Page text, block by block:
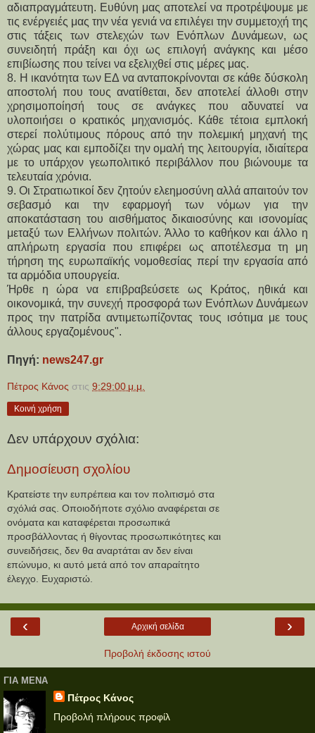
αδιαπραγμάτευτη. Ευθύνη μας αποτελεί να προτρέψουμε με
τις ενέργειές μας την νέα γενιά να επιλέγει την συμμετοχή της
στις τάξεις των στελεχών των Ενόπλων Δυνάμεων, ως
συνειδητή πράξη και όχι ως επιλογή ανάγκης και μέσο
επιβίωσης που τείνει να εξελιχθεί στις μέρες μας.
8. Η ικανότητα των ΕΔ να ανταποκρίνονται σε κάθε δύσκολη
αποστολή που τους ανατίθεται, δεν αποτελεί άλλοθι στην
χρησιμοποίησή τους σε ανάγκες που αδυνατεί να
υλοποιήσει ο κρατικός μηχανισμός. Κάθε τέτοια εμπλοκή
στερεί πολύτιμους πόρους από την πολεμική μηχανή της
χώρας μας και εμποδίζει την ομαλή της λειτουργία, ιδιαίτερα
με το υπάρχον γεωπολιτικό περιβάλλον που βιώνουμε τα
τελευταία χρόνια.
9. Οι Στρατιωτικοί δεν ζητούν ελεημοσύνη αλλά απαιτούν τον
σεβασμό και την εφαρμογή των νόμων για την
αποκατάσταση του αισθήματος δικαιοσύνης και ισονομίας
μεταξύ των Ελλήνων πολιτών. Άλλο το καθήκον και άλλο η
απλήρωτη εργασία που επιφέρει ως αποτέλεσμα τη μη
τήρηση της ευρωπαϊκής νομοθεσίας περί την εργασία από
τα αρμόδια υπουργεία.
Ήρθε η ώρα να επιβραβεύσετε ως Κράτος, ηθικά και
οικονομικά, την συνεχή προσφορά των Ενόπλων Δυνάμεων
προς την πατρίδα αντιμετωπίζοντας τους ισότιμα με τους
άλλους εργαζομένους".
Πηγή: news247.gr
Πέτρος Κάνος στις 9:29:00 μ.μ.
Κοινή χρήση
Δεν υπάρχουν σχόλια:
Δημοσίευση σχολίου
Κρατείστε την ευπρέπεια και τον πολιτισμό στα
σχόλιά σας. Οποιοδήποτε σχόλιο αναφέρεται σε
ονόματα και καταφέρεται προσωπικά
προσβάλλοντας ή θίγοντας προσωπικότητες και
συνειδήσεις, δεν θα αναρτάται αν δεν είναι
επώνυμο, κι αυτό μετά από τον απαραίτητο
έλεγχο. Ευχαριστώ.
‹ ›
Αρχική σελίδα
Προβολή έκδοσης ιστού
ΓΙΑ ΜΕΝΑ
Πέτρος Κάνος
Προβολή πλήρους προφίλ